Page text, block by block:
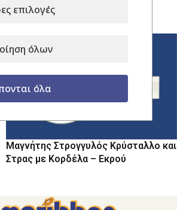
Σχετικά προϊόντα
Μαγνήτης Στρογγυλός Κρύσταλλο και
Στρας με Κορδέλα – Εκρού
επιλογές
όλων
όλα